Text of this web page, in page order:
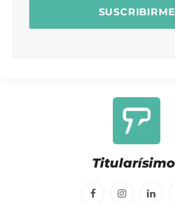
FacebookInstagram